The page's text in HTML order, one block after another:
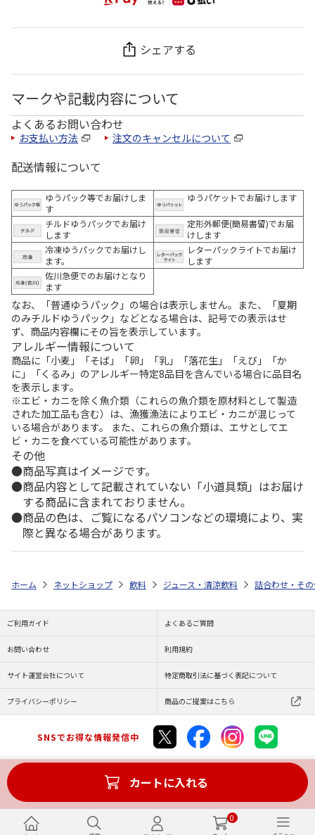
0
シェアする
マークや記載内容について
よくあるお問い合わせ
お支払い方法 注文のキャンセルについて
配送情報について
ゆうパック等でお届けしま
す
ゆうパケットでお届けします
チルドゆうパックでお届け
します
定形外郵便(簡易書留)でお届
けします
冷凍ゆうパックでお届けし
ます。
レターパックライトでお届け
します
佐川急便でのお届けとなり
ます
なお、「普通ゆうパック」の場合は表示しません。また、「夏期
のみチルドゆうパック」などとなる場合は、記号での表示はせ
ず、商品内容欄にその旨を表示しています。
アレルギー情報について
商品に「小麦」「そば」「卵」「乳」「落花生」「えび」「か
に」「くるみ」のアレルギー特定8品目を含んでいる場合に品目名
を表示します。
※エビ・カニを除く魚介類（これらの魚介類を原材料として製造
された加工品も含む）は、漁獲漁法によりエビ・カニが混じって
いる場合があります。 また、これらの魚介類は、エサとしてエ
ビ・カニを食べている可能性があります。
その他
商品写真はイメージです。
商品内容として記載されていない「小道具類」はお届け
する商品に含まれておりません。
商品の色は、ご覧になるパソコンなどの環境により、実
際と異なる場合があります。
カートに入れる
ホーム ネットショップ 飲料 ジュース・清涼飲料 詰合わせ・そ
ご利用ガイド よくあるご質問
お問い合わせ 利用規約
サイト運営会社について 特定商取引法に基づく表記について
プライバシーポリシー 商品のご提案はこちら
SNSでお得な情報発信中
Copyright (C) JAPAN POST Co.,Ltd. All Rights Reserved.